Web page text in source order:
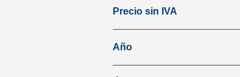
Precio sin IVA
Año